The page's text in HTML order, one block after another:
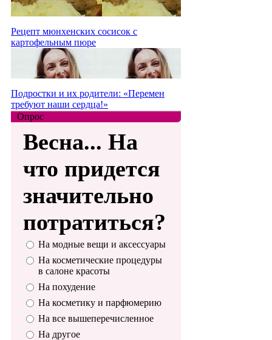
Рецепт мюнхенских сосисок с
картофельным пюре
Подростки и их родители: «Перемен
требуют наши сердца!»
Опрос
Весна... На
что придется
значительно
потратиться?
На модные вещи и аксессуары
На косметические процедуры
в салоне красоты
На похудение
На косметику и парфюмерию
На все вышеперечисленное
На другое